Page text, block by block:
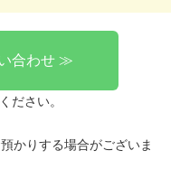
合わせ ≫
ださい。
かりする場合がございま